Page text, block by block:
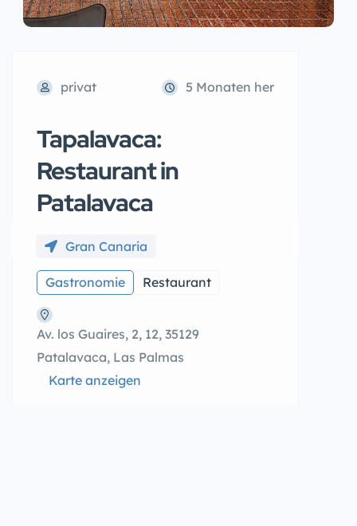
privat 5 Monaten her
Tapalavaca:
Restaurant in
Patalavaca
Gran Canaria
Gastronomie Restaurant
Av. los Guaires, 2, 12, 35129
Patalavaca, Las Palmas
Karte anzeigen